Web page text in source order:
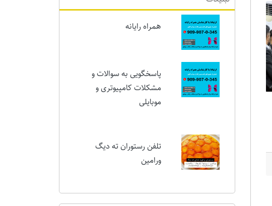
تبلیغات
پاسخگویی به سوالات و
ورامین